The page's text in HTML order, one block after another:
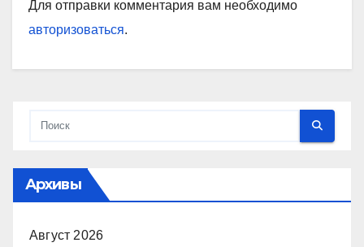
Для отправки комментария вам необходимо
авторизоваться.
Архивы
Август 2026